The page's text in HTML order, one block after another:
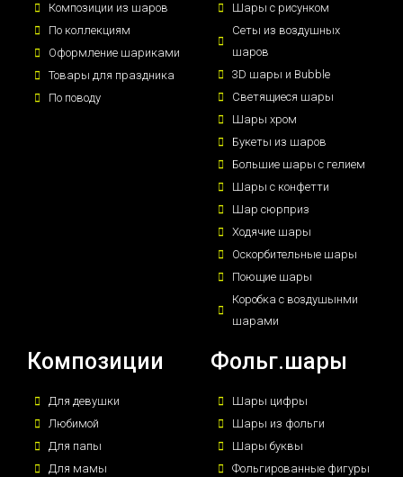
Композиции из шаров
По коллекциям
Оформление шариками
Товары для праздника
По поводу
Шары с рисунком
Сеты из воздушных
шаров
3D шары и Bubble
Светящиеся шары
Шары хром
Букеты из шаров
Большие шары с гелием
Шары с конфетти
Шар сюрприз
Ходячие шары
Оскорбительные шары
Поющие шары
Коробка с воздушынми
шарами
Композиции
Для девушки
Любимой
Для папы
Для мамы
Фольг.шары
Шары цифры
Шары из фольги
Шары буквы
Фольгированные фигуры